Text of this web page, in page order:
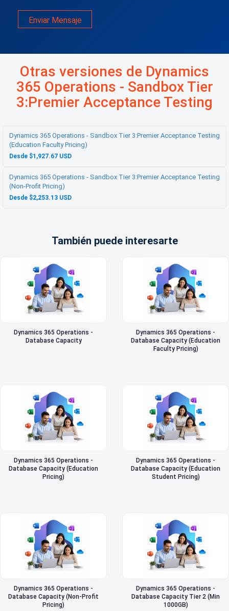
Enviar Mensaje
Otras versiones de Dynamics
365 Operations - Sandbox Tier
3:Premier Acceptance Testing
Dynamics 365 Operations - Sandbox Tier 3:Premier Acceptance Testing
(Education Faculty Pricing)
Desde $1,927.67 USD
Dynamics 365 Operations - Sandbox Tier 3:Premier Acceptance Testing
(Non-Profit Pricing)
Desde $2,253.13 USD
También puede interesarte
Dynamics 365 Operations -
Database Capacity
Dynamics 365 Operations -
Database Capacity (Education
Faculty Pricing)
Dynamics 365 Operations -
Database Capacity (Education
Pricing)
Dynamics 365 Operations -
Database Capacity (Education
Student Pricing)
Dynamics 365 Operations -
Database Capacity (Non-Profit
Pricing)
Dynamics 365 Operations -
Database Capacity Tier 2 (Min
1000GB)